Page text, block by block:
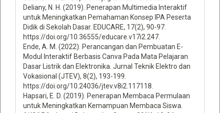
Deliany, N. H. (2019). Penerapan Multimedia Interaktif
untuk Meningkatkan Pemahaman Konsep IPA Peserta
Didik di Sekolah Dasar. EDUCARE, 17(2), 90-97.
https://doi.org/10.36555/educare.v17i2.247.
Ende, A. M. (2022). Perancangan dan Pembuatan E-
Modul Interaktif Berbasis Canva Pada Mata Pelajaran
Dasar Listrik dan Elektronika. Jurnal Teknik Elektro dan
Vokasional (JTEV), 8(2), 193-199.
https://doi.org/10.24036/jtev.v8i2.117118.
Hapsari, E. D. (2019). Penerapan Membaca Permulaan
untuk Meningkatkan Kemampuan Membaca Siswa.